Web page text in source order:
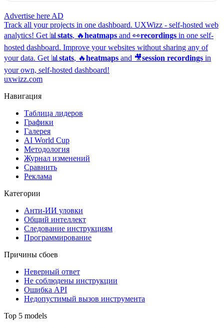
Advertise here AD
Track all your projects in one dashboard. UXWizz - self-hosted web
analytics! Get 📊 stats, 🔥heatmaps and 👀recordings in one self-
hosted dashboard. Improve your websites without sharing any of
your data. Get 📊 stats, 🔥heatmaps and 🎥session recordings in
your own, self-hosted dashboard!
uxwizz.com
Навигация
Таблица лидеров
Графики
Галерея
AI World Cup
Методология
Журнал изменений
Сравнить
Реклама
Категории
Анти-ИИ уловки
Общий интеллект
Следование инструкциям
Программирование
Причины сбоев
Неверный ответ
Не соблюдены инструкции
Ошибка API
Недопустимый вызов инструмента
Top 5 models